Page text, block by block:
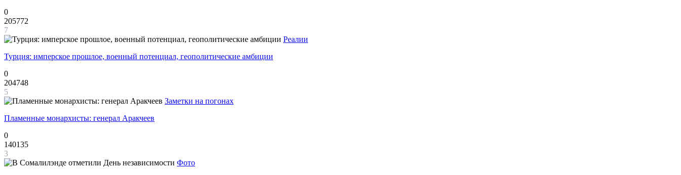
0
205772
7
Реалии
Турция: имперское прошлое, военный потенциал, геополитические амбиции
0
204748
5
Заметки на погонах
Пламенные монархисты: генерал Аракчеев
0
140135
3
Фото